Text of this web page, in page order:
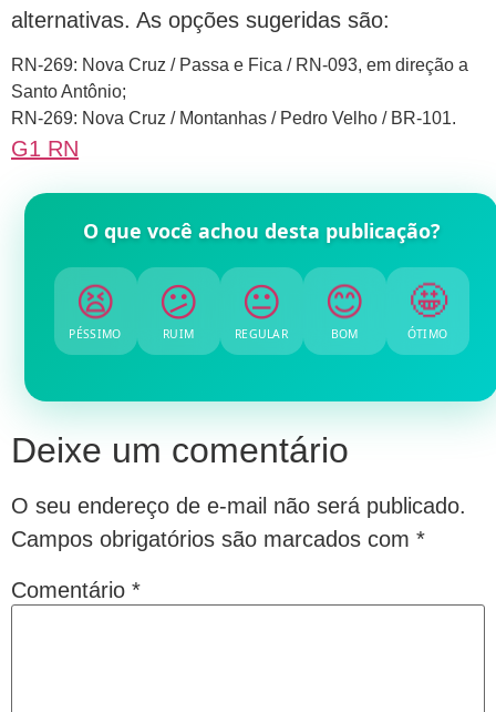
alternativas. As opções sugeridas são:
RN-269: Nova Cruz / Passa e Fica / RN-093, em direção a
Santo Antônio;
RN-269: Nova Cruz / Montanhas / Pedro Velho / BR-101.
G1 RN
O que você achou desta publicação?
😫
PÉSSIMO
😕
RUIM
😐
REGULAR
😊
BOM
🤩
ÓTIMO
Deixe um comentário
O seu endereço de e-mail não será publicado.
Campos obrigatórios são marcados com *
Comentário *